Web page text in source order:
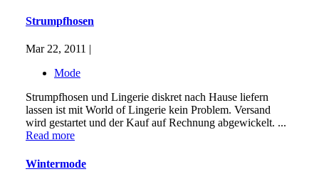
Strumpfhosen
Mar 22, 2011 |
Mode
Strumpfhosen und Lingerie diskret nach Hause liefern
lassen ist mit World of Lingerie kein Problem. Versand
wird gestartet und der Kauf auf Rechnung abgewickelt. ...
Read more
Wintermode